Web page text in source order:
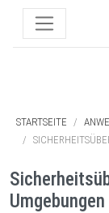
STARTSEITE
Umgebungen